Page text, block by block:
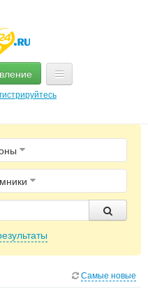
Самые новые